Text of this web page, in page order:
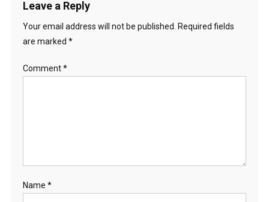
Leave a Reply
Your email address will not be published.
Required fields
are marked *
Comment*
Name *